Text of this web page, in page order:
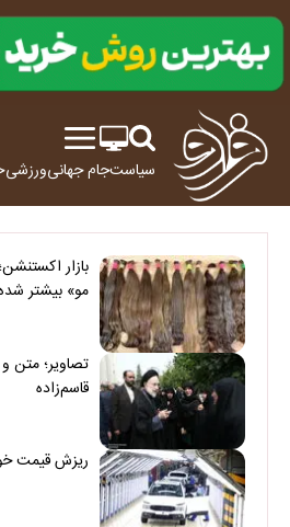
سیاستجام جهانیورزشی
بازار
مو» بیشتر
تصاویر؛ متن
قاسم‌زاده
ریزش قیمت